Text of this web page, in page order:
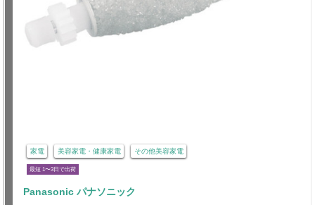
家電 美容家電・健康家電 その他美容家電
最短 1〜3日で出荷
Panasonic パナソニック